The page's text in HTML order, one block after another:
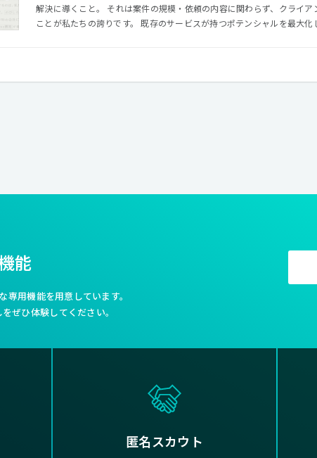
解決に導くこと。 それは案件の規模・依頼の内容に関わらず、クライアントと同等以上の熱量で向き合う
ことが私たちの誇りです。 既存のサービスが持つポテンシャルを最大化し、あるべきカタチでその価値を
能
専用機能を用意しています。
ぜひ体験してください。
匿名スカウト